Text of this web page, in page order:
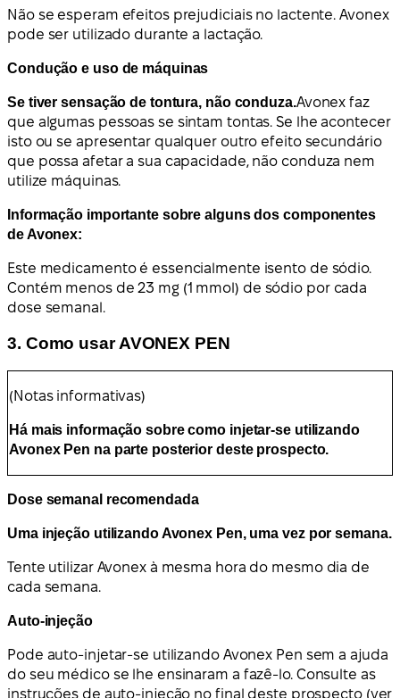
Não se esperam efeitos prejudiciais no lactente. Avonex
pode ser utilizado durante a lactação.
Condução e uso de máquinas
Se tiver sensação de tontura, não conduza.Avonex faz
que algumas pessoas se sintam tontas. Se lhe acontecer
isto ou se apresentar qualquer outro efeito secundário
que possa afetar a sua capacidade, não conduza nem
utilize máquinas.
Informação importante sobre alguns dos componentes
de Avonex:
Este medicamento é essencialmente isento de sódio.
Contém menos de 23 mg (1 mmol) de sódio por cada
dose semanal.
3. Como usar AVONEX PEN
(Notas informativas)
Há mais informação sobre como injetar-se utilizando
Avonex Pen na parte posterior deste prospecto.
Dose semanal recomendada
Uma injeção utilizando Avonex Pen, uma vez por semana.
Tente utilizar Avonex à mesma hora do mesmo dia de
cada semana.
Auto-injeção
Pode auto-injetar-se utilizando Avonex Pen sem a ajuda
do seu médico se lhe ensinaram a fazê-lo. Consulte as
instruções de auto-injeção no final deste prospecto (ver